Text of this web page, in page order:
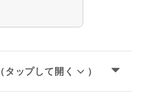
（タップして開く ）